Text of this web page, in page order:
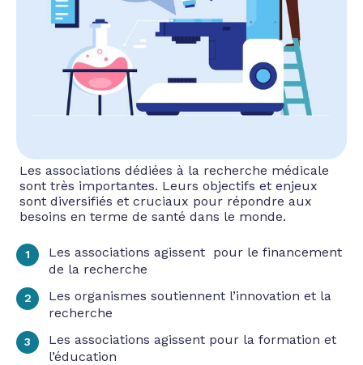
Les associations dédiées à la recherche médicale
sont très importantes. Leurs objectifs et enjeux
sont diversifiés et cruciaux pour répondre aux
besoins en terme de santé dans le monde.
Les associations agissent pour le financement
de la recherche
Les organismes soutiennent l’innovation et la
recherche
Les associations agissent pour la formation et
l’éducation